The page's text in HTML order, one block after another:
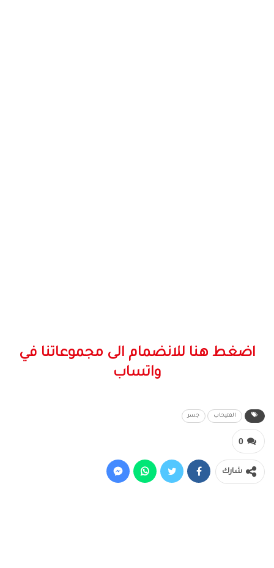
اضغط هنا للانضمام الى مجموعاتنا في
واتساب
الفتيحاب جسر
0
شارك